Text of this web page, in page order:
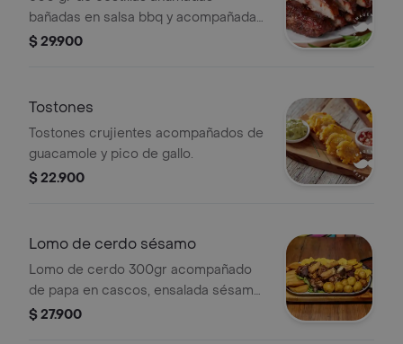
bañadas en salsa bbq y acompañadas
de papas criollas al vapor.
$ 29.900
Tostones
Tostones crujientes acompañados de
guacamole y pico de gallo.
$ 22.900
Lomo de cerdo sésamo
Lomo de cerdo 300gr acompañado
de papa en cascos, ensalada sésamo,
papas criollas y plátano frito.
$ 27.900